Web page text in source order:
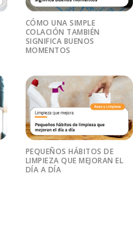
CÓMO UNA SIMPLE
COLACIÓN TAMBIÉN
SIGNIFICA BUENOS
MOMENTOS
PEQUEÑOS HÁBITOS DE
LIMPIEZA QUE MEJORAN EL
DÍA A DÍA